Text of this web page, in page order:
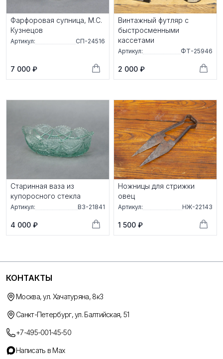
Фарфоровая супница, М.С.
Кузнецов
Артикул: СП-24516
7 000 ₽
Винтажный футляр с
быстросменными
кассетами
Артикул: ФТ-25946
2 000 ₽
Старинная ваза из
купоросного стекла
Артикул: ВЗ-21841
4 000 ₽
Ножницы для стрижки
овец
Артикул: НЖ-22143
1 500 ₽
КОНТАКТЫ
Москва, ул. Хачатуряна, 8к3
Санкт-Петербург, ул. Балтийская, 51
+7-495-001-45-50
Написать в Max